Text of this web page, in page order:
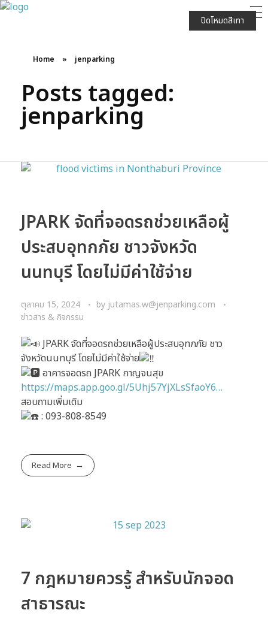
Home » jenparking
Posts tagged:
jenparking
JPARK จัดที่จอดรถช่วยเหลือผู้
ประสบอุทกภัย ชาวจังหวัด
นนทบุรี โดยไม่มีค่าใช้จ่าย
ตุลาคม 15, 2024 by jutamas.w@jenparking.com
ข่าวสาร & กิจกรรม
JPARK จัดที่จอดรถช่วยเหลือผู้ประสบอุทกภัย ชาว
จังหวัดนนทบุรี โดยไม่มีค่าใช้จ่าย
อาคารจอดรถ JPARK กาญจนสุข
https://maps.app.goo.gl/5Uhj57YjXLsSfaoY6…
สอบถามเพิ่มเติม
: 093-808-8549
Read More
7 กฎหมายควรรู้ สำหรับนักจอด
สาธารณะ
ปิดโหมดสีเทา